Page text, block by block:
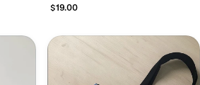
$19.00